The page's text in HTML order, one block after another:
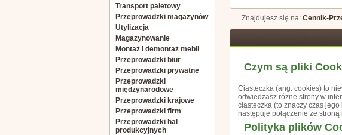
Transport paletowy
Przeprowadzki magazynów
Utylizacja
Magazynowanie
Montaż i demontaż mebli
Przeprowadzki biur
Przeprowadzki prywatne
Przeprowadzki
międzynarodowe
Przeprowadzki krajowe
Przeprowadzki firm
Przeprowadzki hal
produkcyjnych
Znajdujesz się na: Cennik-
Czym są pliki
Ciasteczka (ang. cookies) to
odwiedzasz różne strony w
ciasteczka (to znaczy czas
następuje połączenie ze
Polityka plików